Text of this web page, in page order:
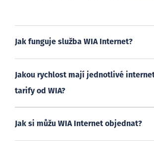
Jak funguje služba WIA Internet?
Jakou rychlost mají jednotlivé
tarify od WIA?
Jak si můžu WIA Internet objednat?